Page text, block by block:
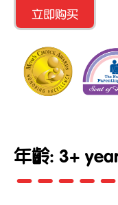
立即购买
年齡: 3+